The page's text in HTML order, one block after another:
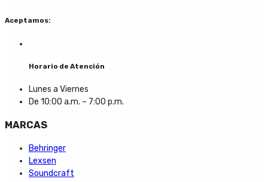
Aceptamos:
Horario de Atención
Lunes a Viernes
De 10:00 a.m. – 7:00 p.m.
MARCAS
Behringer
Lexsen
Soundcraft